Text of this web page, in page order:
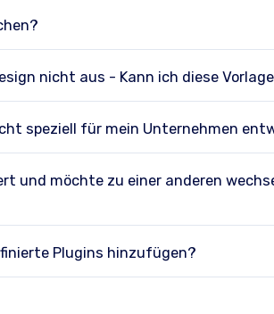
nicht aus - Kann ich diese
speziell für mein Unternehmen
und möchte zu einer anderen
Plugins hinzufügen?